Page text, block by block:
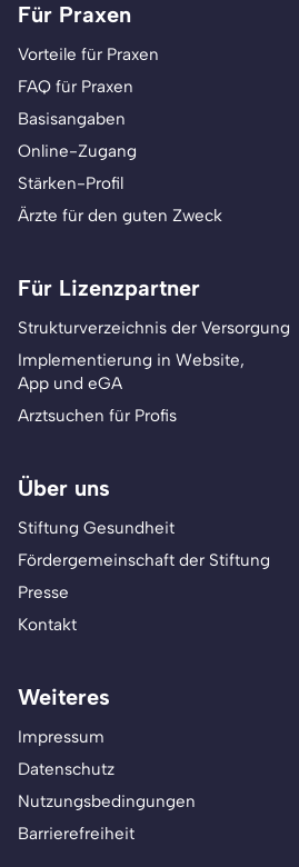
Für Praxen
Vorteile für Praxen
FAQ für Praxen
Basisangaben
Online-Zugang
Stärken-Profil
Ärzte für den guten Zweck
Für Lizenzpartner
Strukturverzeichnis der Versorgung
Implementierung in Website,
App und eGA
Arztsuchen für Profis
Über uns
Stiftung Gesundheit
Fördergemeinschaft der Stiftung
Presse
Kontakt
Weiteres
Impressum
Datenschutz
Nutzungsbedingungen
Barrierefreiheit